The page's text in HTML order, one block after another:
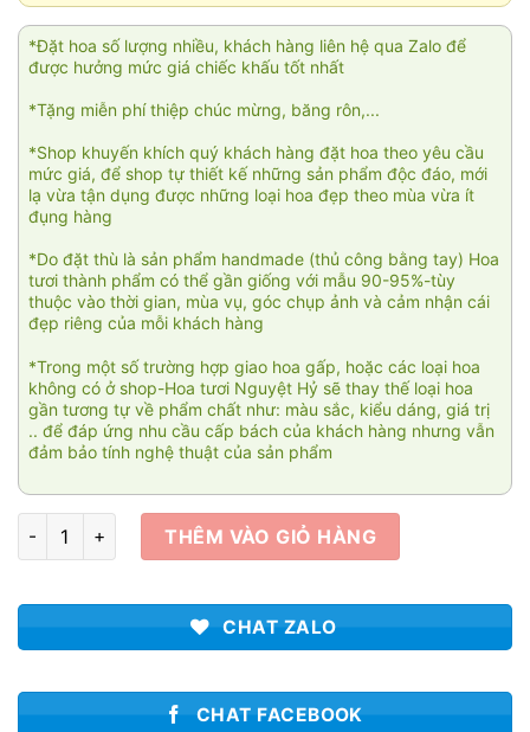
*Đặt hoa số lượng nhiều, khách hàng liên hệ qua Zalo để
được hưởng mức giá chiếc khấu tốt nhất
*Tặng miễn phí thiệp chúc mừng, băng rôn,...
*Shop khuyến khích quý khách hàng đặt hoa theo yêu cầu
mức giá, để shop tự thiết kế những sản phẩm độc đáo, mới
lạ vừa tận dụng được những loại hoa đẹp theo mùa vừa ít
đụng hàng
*Do đặt thù là sản phẩm handmade (thủ công bằng tay) Hoa
tươi thành phẩm có thể gần giống với mẫu 90-95%-tùy
thuộc vào thời gian, mùa vụ, góc chụp ảnh và cảm nhận cái
đẹp riêng của mỗi khách hàng
*Trong một số trường hợp giao hoa gấp, hoặc các loại hoa
không có ở shop-Hoa tươi Nguyệt Hỷ sẽ thay thế loại hoa
gần tương tự về phẩm chất như: màu sắc, kiểu dáng, giá trị
.. để đáp ứng nhu cầu cấp bách của khách hàng nhưng vẫn
đảm bảo tính nghệ thuật của sản phẩm
Tình đời 1 số lượngTHÊM VÀO GIỎ HÀNG
CHAT ZALO
CHAT FACEBOOK